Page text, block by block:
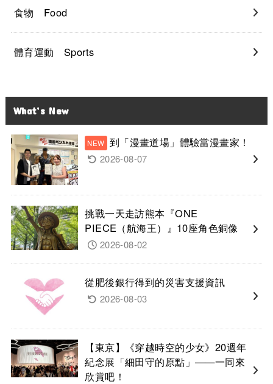
食物 Food
體育運動 Sports
What’s New
到「漫畫道場」體驗當漫畫家！
2026-08-07
挑戰一天走訪熊本『ONE
PIECE（航海王）』10座角色銅像
2026-08-02
從肥後銀行得到的災害支援資訊
2026-08-03
【東京】《穿越時空的少女》20週年
紀念展「細田守的原點」——一同來
欣賞吧！